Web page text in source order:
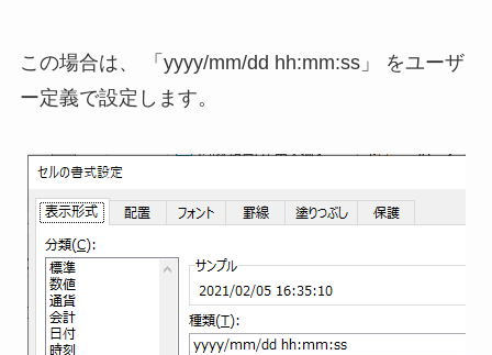
この場合は、 「yyyy/mm/dd hh:mm:ss」 をユーザ
ー定義で設定します。